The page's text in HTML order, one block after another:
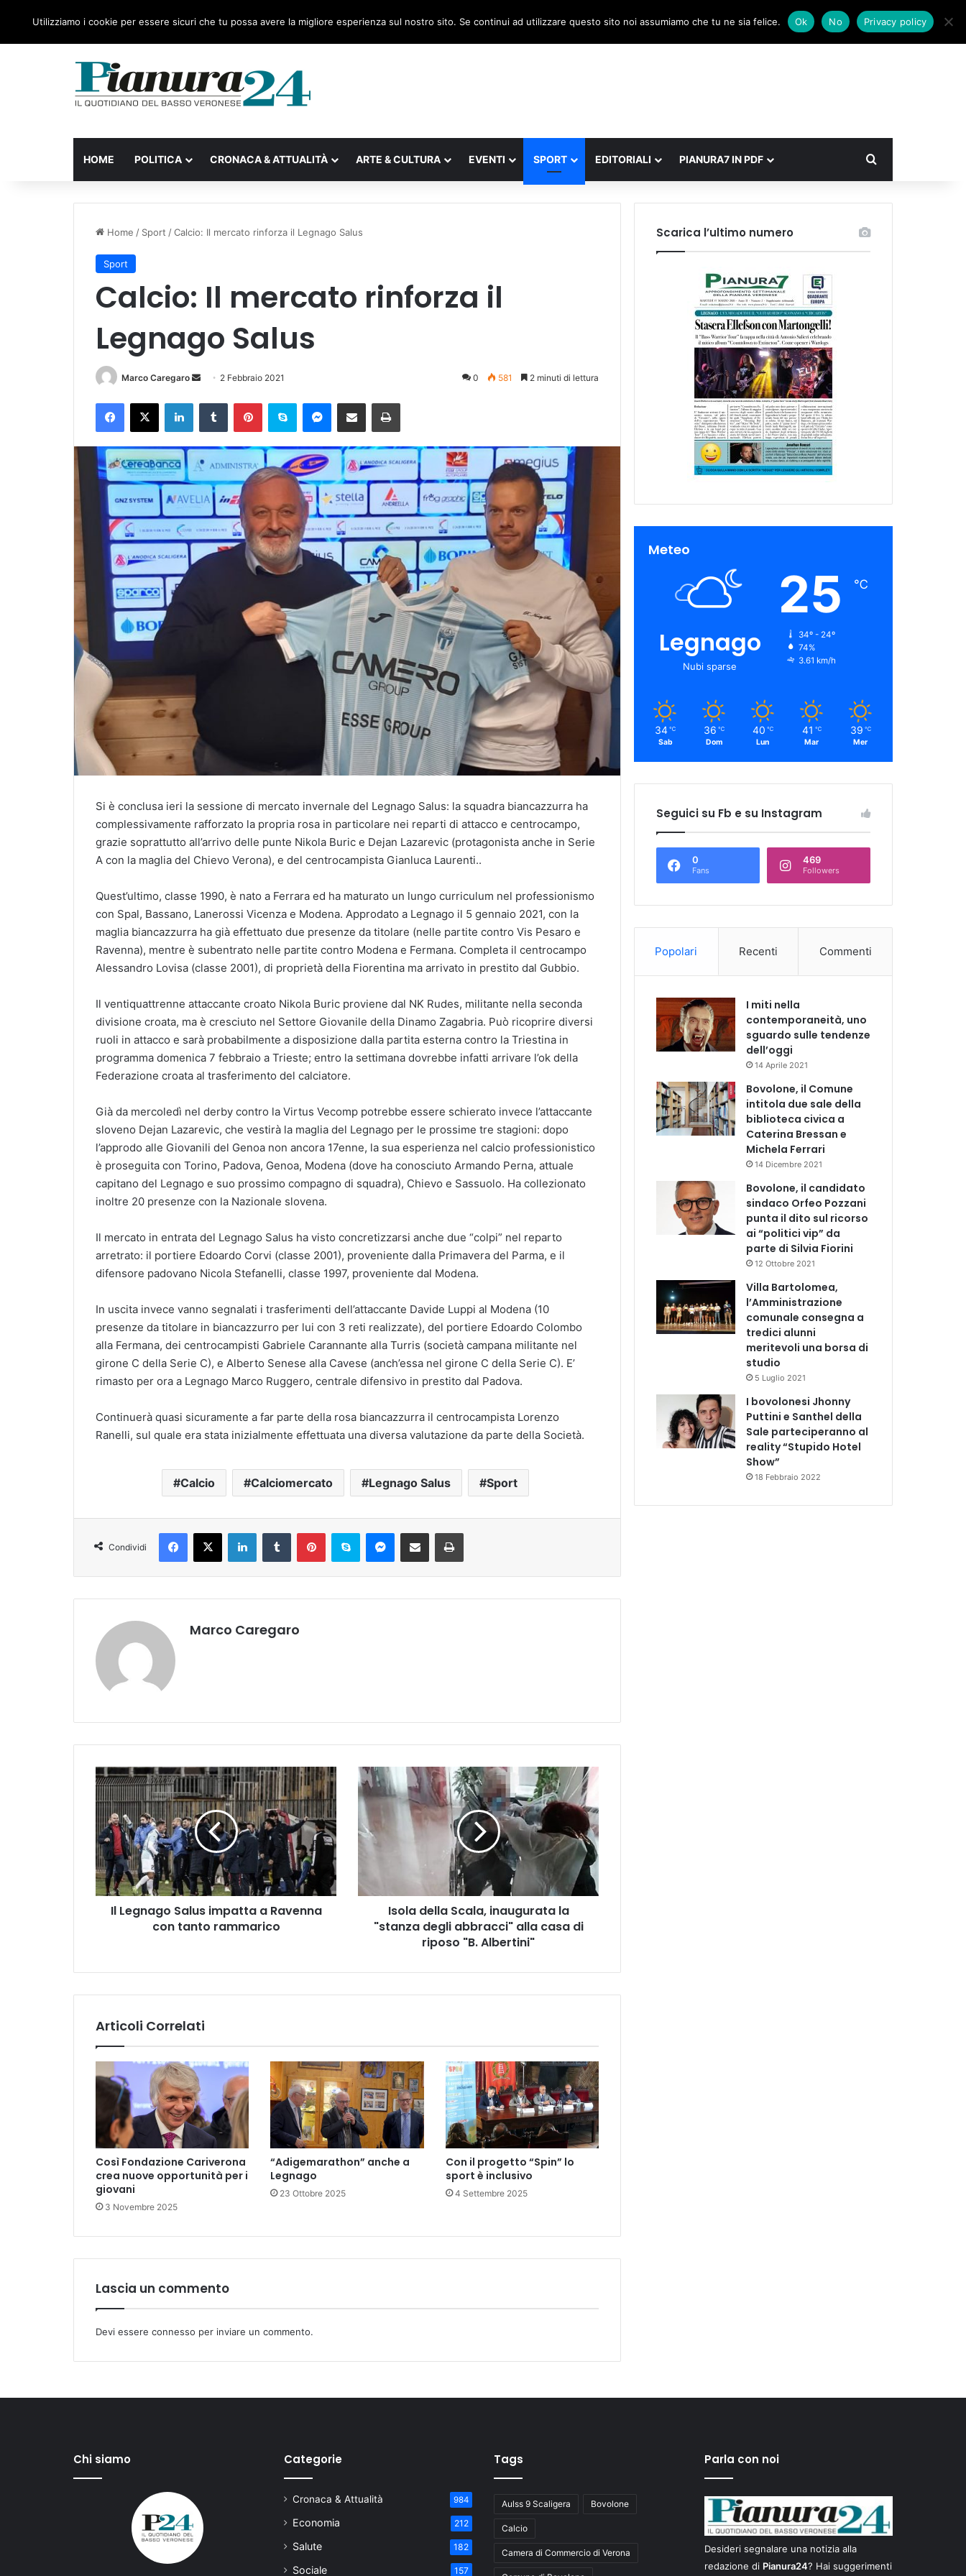
Facebook
X Instagram
AccediUn articolo a caso
Barra laterale
HOME POLITICA CRONACA & ATTUALITÀ ARTE & CULTURA EVENTI SPORT EDITORIALI PIANURA7 IN PDF Cerca
Home / Sport /Calcio: Il mercato rinforza il Legnago Salus
Sport
Calcio: Il mercato rinforza il
Legnago Salus
Marco Caregaro
Invia 2 Febbraio 2021 0 581 2 minuti di lettura
Facebook
X LinkedInTumblr PinterestSkype Messenger
Condividi via mail Stampa
Si è conclusa ieri la sessione di mercato invernale del Legnago Salus: la squadra biancazzurra ha
complessivamente rafforzato la propria rosa in particolare nei reparti di attacco e centrocampo,
grazie soprattutto all’arrivo delle punte Nikola Buric e Dejan Lazarevic (protagonista anche in Serie
A con la maglia del Chievo Verona), e del centrocampista Gianluca Laurenti..
Quest’ultimo, classe 1990, è nato a Ferrara ed ha maturato un lungo curriculum nel professionismo
con Spal, Bassano, Lanerossi Vicenza e Modena. Approdato a Legnago il 5 gennaio 2021, con la
maglia biancazzurra ha già effettuato due presenze da titolare (nelle partite contro Vis Pesaro e
Ravenna), mentre è subentrato nelle partite contro Modena e Fermana. Completa il centrocampo
Alessandro Lovisa (classe 2001), di proprietà della Fiorentina ma arrivato in prestito dal Gubbio.
Il ventiquattrenne attaccante croato Nikola Buric proviene dal NK Rudes, militante nella seconda
divisione croata, ma è cresciuto nel Settore Giovanile della Dinamo Zagabria. Può ricoprire diversi
ruoli in attacco e sarà probabilmente a disposizione dalla partita esterna contro la Triestina in
programma domenica 7 febbraio a Trieste; entro la settimana dovrebbe infatti arrivare l’ok della
Federazione croata al trasferimento del calciatore.
Già da mercoledì nel derby contro la Virtus Vecomp potrebbe essere schierato invece l’attaccante
sloveno Dejan Lazarevic, che vestirà la maglia del Legnago per le prossime tre stagioni: dopo
l’approdo alle Giovanili del Genoa non ancora 17enne, la sua esperienza nel calcio professionistico
è proseguita con Torino, Padova, Genoa, Modena (dove ha conosciuto Armando Perna, attuale
capitano del Legnago e suo prossimo compagno di squadra), Chievo e Sassuolo. Ha collezionato
inoltre 20 presenze con la Nazionale slovena.
Il mercato in entrata del Legnago Salus ha visto concretizzarsi anche due “colpi” nel reparto
arretrato: il portiere Edoardo Corvi (classe 2001), proveniente dalla Primavera del Parma, e il
difensore padovano Nicola Stefanelli, classe 1997, proveniente dal Modena.
In uscita invece vanno segnalati i trasferimenti dell’attaccante Davide Luppi al Modena (10
presenze da titolare in biancazzurro per lui con 3 reti realizzate), del portiere Edoardo Colombo
alla Fermana, dei centrocampisti Gabriele Carannante alla Turris (società campana militante nel
girone C della Serie C), e Alberto Senese alla Cavese (anch’essa nel girone C della Serie C). E’
rimasto per ora a Legnago Marco Ruggero, centrale difensivo in prestito dal Padova.
Continuerà quasi sicuramente a far parte della rosa biancazzurra il centrocampista Lorenzo
Ranelli, sul quale era stata inizialmente effettuata una diversa valutazione da parte della Società.
Calcio Calciomercato Legnago Salus Sport
Condividi
Facebook
X LinkedInTumblr PinterestSkype Messenger
Condividi via mail Stampa
Marco Caregaro
Il
Legnago
Salus
impatta
a
Ravenna
con
tanto
rammarico
Il Legnago Salus impatta a Ravenna
con tanto rammarico
Isola
della
Scala,
inaugurata
la
"stanza
abbracci"
alla
Isola della Scala, inaugurata la
"stanza degli abbracci" alla casa di
riposo "B. Albertini"
Articoli Correlati
Così Fondazione Cariverona
crea nuove opportunità per i
giovani
3 Novembre 2025
“Adigemarathon” anche a
Legnago
23 Ottobre 2025
Con il progetto “Spin” lo
sport è inclusivo
4 Settembre 2025
Lascia un commento
Devi essere connesso per inviare un commento.
Scarica l’ultimo numero
Meteo
Legnago
Nubi sparse
25 ℃
34º - 24º
74%
3.61 km/h
34 ℃
Sab
36 ℃
Dom
40 ℃
Lun
41 ℃
Mar
39 ℃
Mer
Seguici su Fb e su Instagram
0
Fans
469
Followers
Popolari Recenti Commenti
I miti nella
contemporaneità, uno
sguardo sulle tendenze
dell’oggi
14 Aprile 2021
Bovolone, il Comune
intitola due sale della
biblioteca civica a
Caterina Bressan e
Michela Ferrari
14 Dicembre 2021
Bovolone, il candidato
sindaco Orfeo Pozzani
punta il dito sul ricorso
ai “politici vip” da
parte di Silvia Fiorini
12 Ottobre 2021
Villa Bartolomea,
l’Amministrazione
comunale consegna a
tredici alunni
meritevoli una borsa di
studio
5 Luglio 2021
I bovolonesi Jhonny
Puttini e Santhel della
Sale parteciperanno al
reality “Stupido Hotel
Show”
18 Febbraio 2022
Chi siamo Categorie
Cronaca & Attualità 984
Economia 212
Salute 182
Sociale 157
Tags
Aulss 9 Scaligera Bovolone
Calcio
Camera di Commercio di Verona
Parla con noi
Desideri segnalare una notizia alla
redazione di Pianura24? Hai suggerimenti
Utilizziamo i cookie per essere sicuri che tu possa avere la migliore esperienza sul nostro sito. Se continui ad utilizzare questo sito noi assumiamo che tu ne sia felice. Ok No Privacy policy